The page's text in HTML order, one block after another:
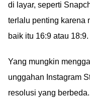
di layar, seperti
terlalu penting karena
baik itu 16:9 atau 18:9.
Yang mungkin
unggahan Instagram
resolusi yang berbeda.